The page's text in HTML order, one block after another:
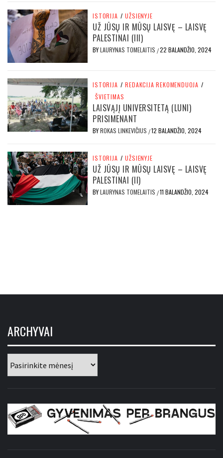
ISTORIJA / UŽSIENYJE
UŽ JŪSŲ IR MŪSŲ LAISVĘ – LAISVĘ
PALESTINAI (III)
BYLAURYNAS TOMELAITIS /22 BALANDŽIO, 2024
ISTORIJA / REDAKCIJA REKOMENDUOJA /
ŠVIETIMAS
LAISVĄJĮ UNIVERSITETĄ (LUNI)
PRISIMENANT
BYROKAS LINKEVIČIUS /12 BALANDŽIO, 2024
ISTORIJA / UŽSIENYJE
UŽ JŪSŲ IR MŪSŲ LAISVĘ – LAISVĘ
PALESTINAI (II)
BYLAURYNAS TOMELAITIS /11 BALANDŽIO, 2024
ARCHYVAI